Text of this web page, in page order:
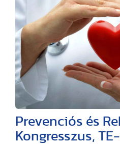
Prevenciós és
Kongresszus,